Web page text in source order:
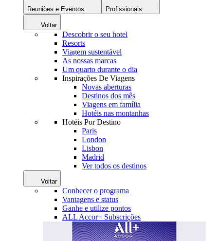
Reuniões e Eventos Profissionais
Voltar
Descobrir o seu hotel
Resorts
Viagem sustentável
As nossas marcas
Um quarto durante o dia
Inspirações De Viagens
Novas aberturas
Destinos dos mês
Viagens em família
Hotéis nas montanhas
Hotéis Por Destino
Paris
London
Lisbon
Madrid
Ver todos os destinos
Voltar
Conhecer o programa
Vantagens e status
Ganhe e utilize pontos
ALL Accor+ Subscrições